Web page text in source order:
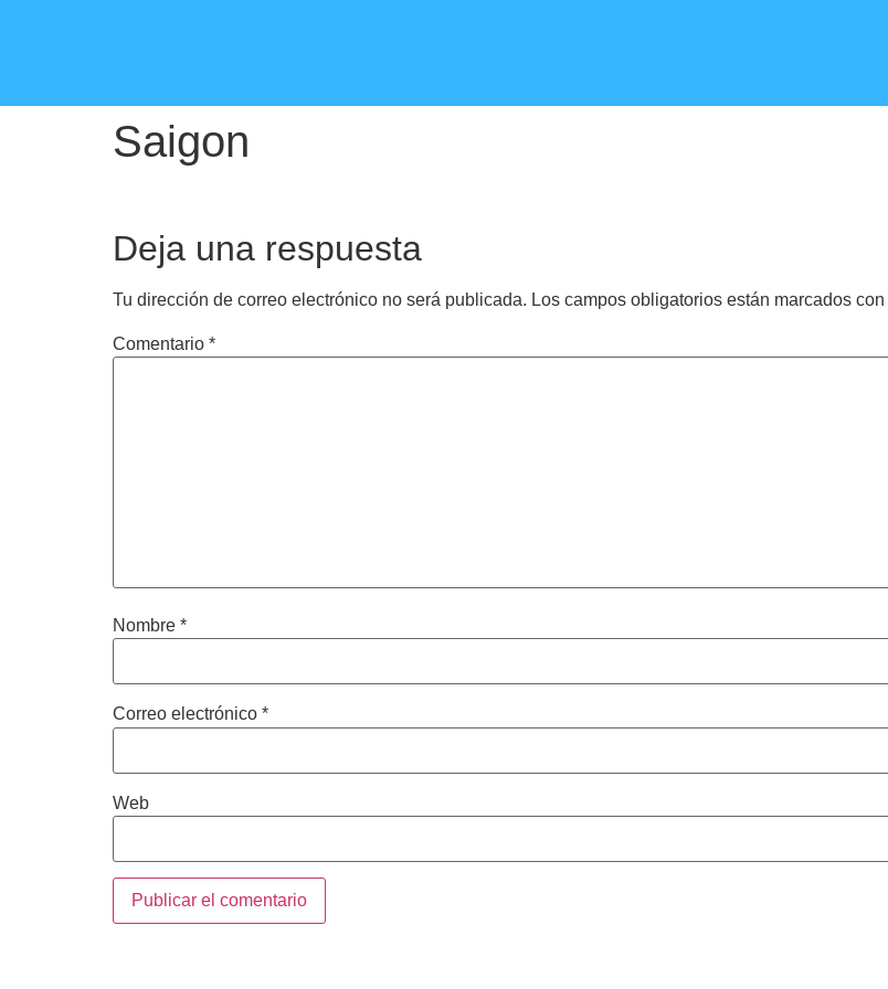
Saigon
Deja una respuesta
Tu dirección de correo electrónico no será publicada. Los campos obligatorios están marcados con
Comentario *
Nombre *
Correo electrónico *
Web